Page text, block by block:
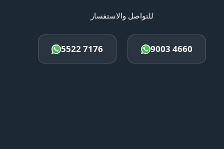
للتواصل والاستفسار
5522 7176 9003 4660